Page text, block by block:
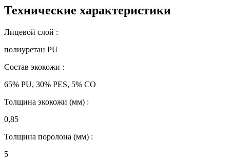
Технические характеристики
Лицевой слой :
полиуретан PU
Состав экокожи :
65% PU, 30% PES, 5% CO
Толщина экокожи (мм) :
0,85
Толщина поролона (мм) :
5